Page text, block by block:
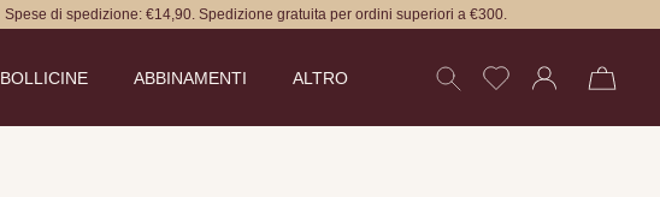
Spese di spedizione: €14,90. Spedizione gratuita per ordini superiori a €300.
BOLLICINE ABBINAMENTI ALTRO